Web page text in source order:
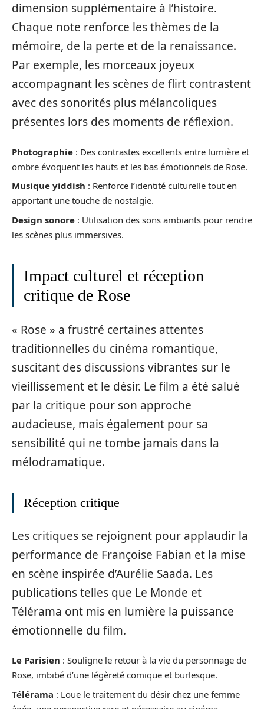
dimension supplémentaire à l’histoire.
Chaque note renforce les thèmes de la
mémoire, de la perte et de la renaissance.
Par exemple, les morceaux joyeux
accompagnant les scènes de flirt contrastent
avec des sonorités plus mélancoliques
présentes lors des moments de réflexion.
Photographie : Des contrastes excellents entre lumière et
ombre évoquent les hauts et les bas émotionnels de Rose.
Musique yiddish : Renforce l’identité culturelle tout en
apportant une touche de nostalgie.
Design sonore : Utilisation des sons ambiants pour rendre
les scènes plus immersives.
Impact culturel et réception
critique de Rose
« Rose » a frustré certaines attentes
traditionnelles du cinéma romantique,
suscitant des discussions vibrantes sur le
vieillissement et le désir. Le film a été salué
par la critique pour son approche
audacieuse, mais également pour sa
sensibilité qui ne tombe jamais dans la
mélodramatique.
Réception critique
Les critiques se rejoignent pour applaudir la
performance de Françoise Fabian et la mise
en scène inspirée d’Aurélie Saada. Les
publications telles que Le Monde et
Télérama ont mis en lumière la puissance
émotionnelle du film.
Le Parisien : Souligne le retour à la vie du personnage de
Rose, imbibé d’une légèreté comique et burlesque.
Télérama : Loue le traitement du désir chez une femme